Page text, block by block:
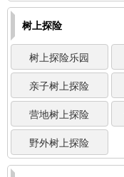
树上探险
树上探险乐园
亲子树上探险
营地树上探险
野外树上探险